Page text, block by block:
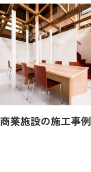
商業施設の施工事例